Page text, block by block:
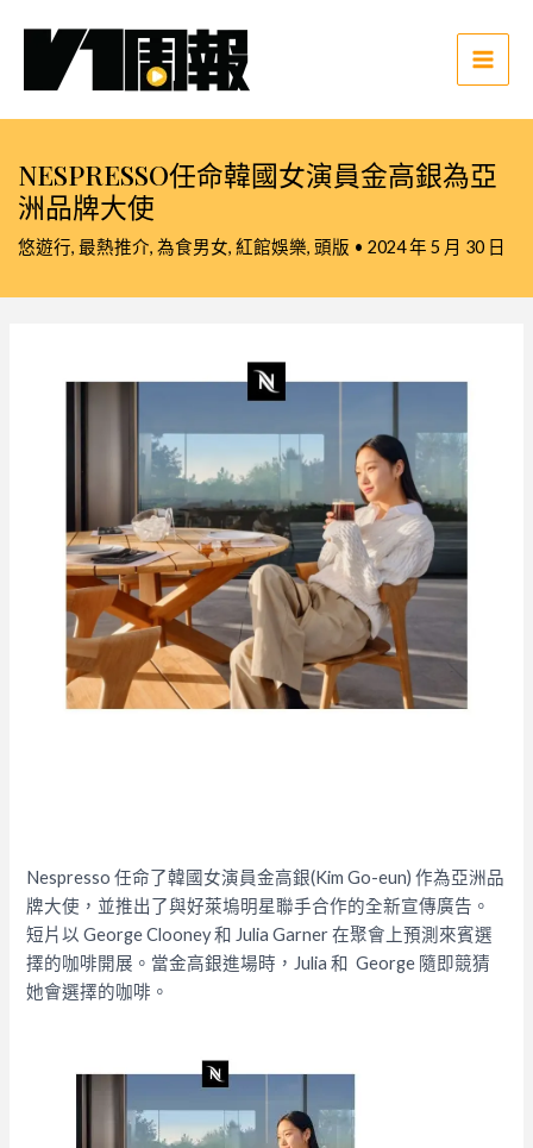
Main
NESPRESSO任命韓國女演員金高銀為亞
洲品牌大使
悠遊行, 最熱推介, 為食男女, 紅館娛樂, 頭版 • 2024 年 5 月 30 日
Nespresso 任命了韓國女演員金高銀(Kim Go-eun) 作為亞洲品
牌大使，並推出了與好萊塢明星聯手合作的全新宣傳廣告。
短片以 George Clooney 和 Julia Garner 在聚會上預測來賓選
擇的咖啡開展。當金高銀進場時，Julia 和 George 隨即競猜
她會選擇的咖啡。